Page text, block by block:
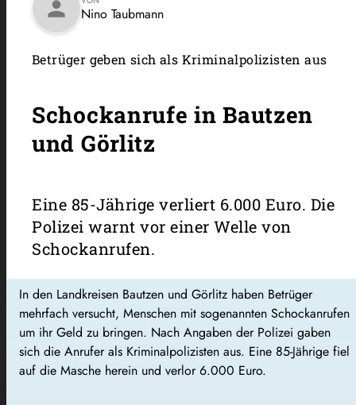
person Nino Taubmann
Betrüger geben sich als Kriminalpolizisten aus
Schockanrufe in Bautzen
und Görlitz
Eine 85-Jährige verliert 6.000 Euro. Die
Polizei warnt vor einer Welle von
Schockanrufen.
In den Landkreisen Bautzen und Görlitz haben Betrüger
mehrfach versucht, Menschen mit sogenannten Schockanrufen
um ihr Geld zu bringen. Nach Angaben der Polizei gaben
sich die Anrufer als Kriminalpolizisten aus. Eine 85-Jährige fiel
auf die Masche herein und verlor 6.000 Euro.